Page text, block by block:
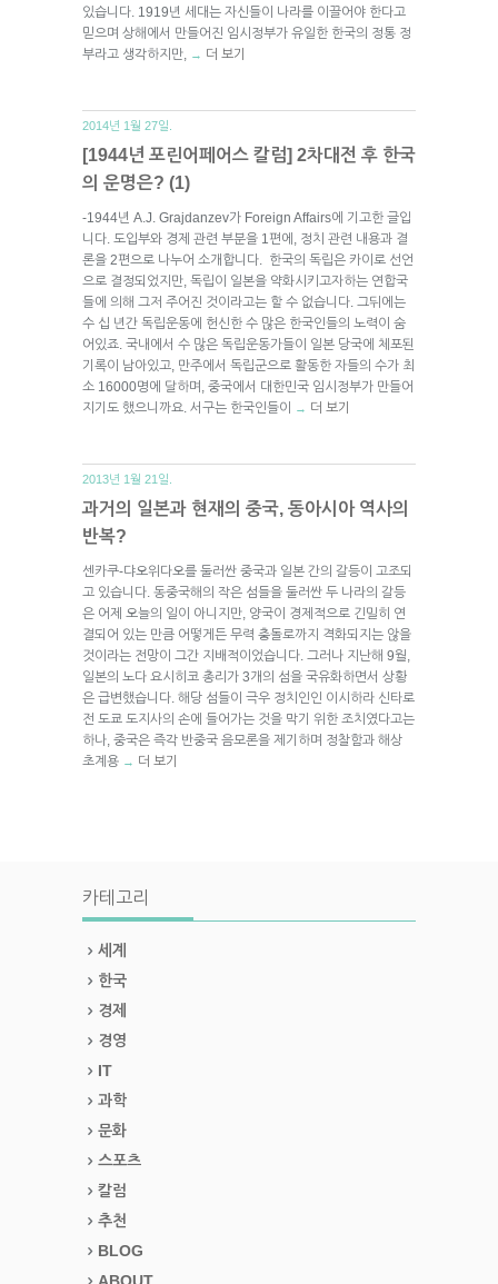
있습니다. 1919년 세대는 자신들이 나라를 이끌어야 한다고
믿으며 상해에서 만들어진 임시정부가 유일한 한국의 정통 정
부라고 생각하지만,
→ 더 보기
2014년 1월 27일.
[1944년 포린어페어스 칼럼] 2차대전 후 한국
의 운명은? (1)
-1944년 A.J. Grajdanzev가 Foreign Affairs에 기고한 글입
니다. 도입부와 경제 관련 부분을 1편에, 정치 관련 내용과 결
론을 2편으로 나누어 소개합니다. 한국의 독립은 카이로 선언
으로 결정되었지만, 독립이 일본을 약화시키고자하는 연합국
들에 의해 그저 주어진 것이라고는 할 수 없습니다. 그뒤에는
수 십 년간 독립운동에 헌신한 수 많은 한국인들의 노력이 숨
어있죠. 국내에서 수 많은 독립운동가들이 일본 당국에 체포된
기록이 남아있고, 만주에서 독립군으로 활동한 자들의 수가 최
소 16000명에 달하며, 중국에서 대한민국 임시정부가 만들어
지기도 했으니까요. 서구는 한국인들이
→ 더 보기
2013년 1월 21일.
과거의 일본과 현재의 중국, 동아시아 역사의
반복?
센카쿠-댜오위다오를 둘러싼 중국과 일본 간의 갈등이 고조되
고 있습니다. 동중국해의 작은 섬들을 둘러싼 두 나라의 갈등
은 어제 오늘의 일이 아니지만, 양국이 경제적으로 긴밀히 연
결되어 있는 만큼 어떻게든 무력 충돌로까지 격화되지는 않을
것이라는 전망이 그간 지배적이었습니다. 그러나 지난해 9월,
일본의 노다 요시히코 총리가 3개의 섬을 국유화하면서 상황
은 급변했습니다. 해당 섬들이 극우 정치인인 이시하라 신타로
전 도쿄 도지사의 손에 들어가는 것을 막기 위한 조치였다고는
하나, 중국은 즉각 반중국 음모론을 제기하며 정찰함과 해상
초계용 → 더 보기
카테고리
세계
한국
경제
경영
IT
과학
문화
스포츠
칼럼
추천
BLOG
ABOUT